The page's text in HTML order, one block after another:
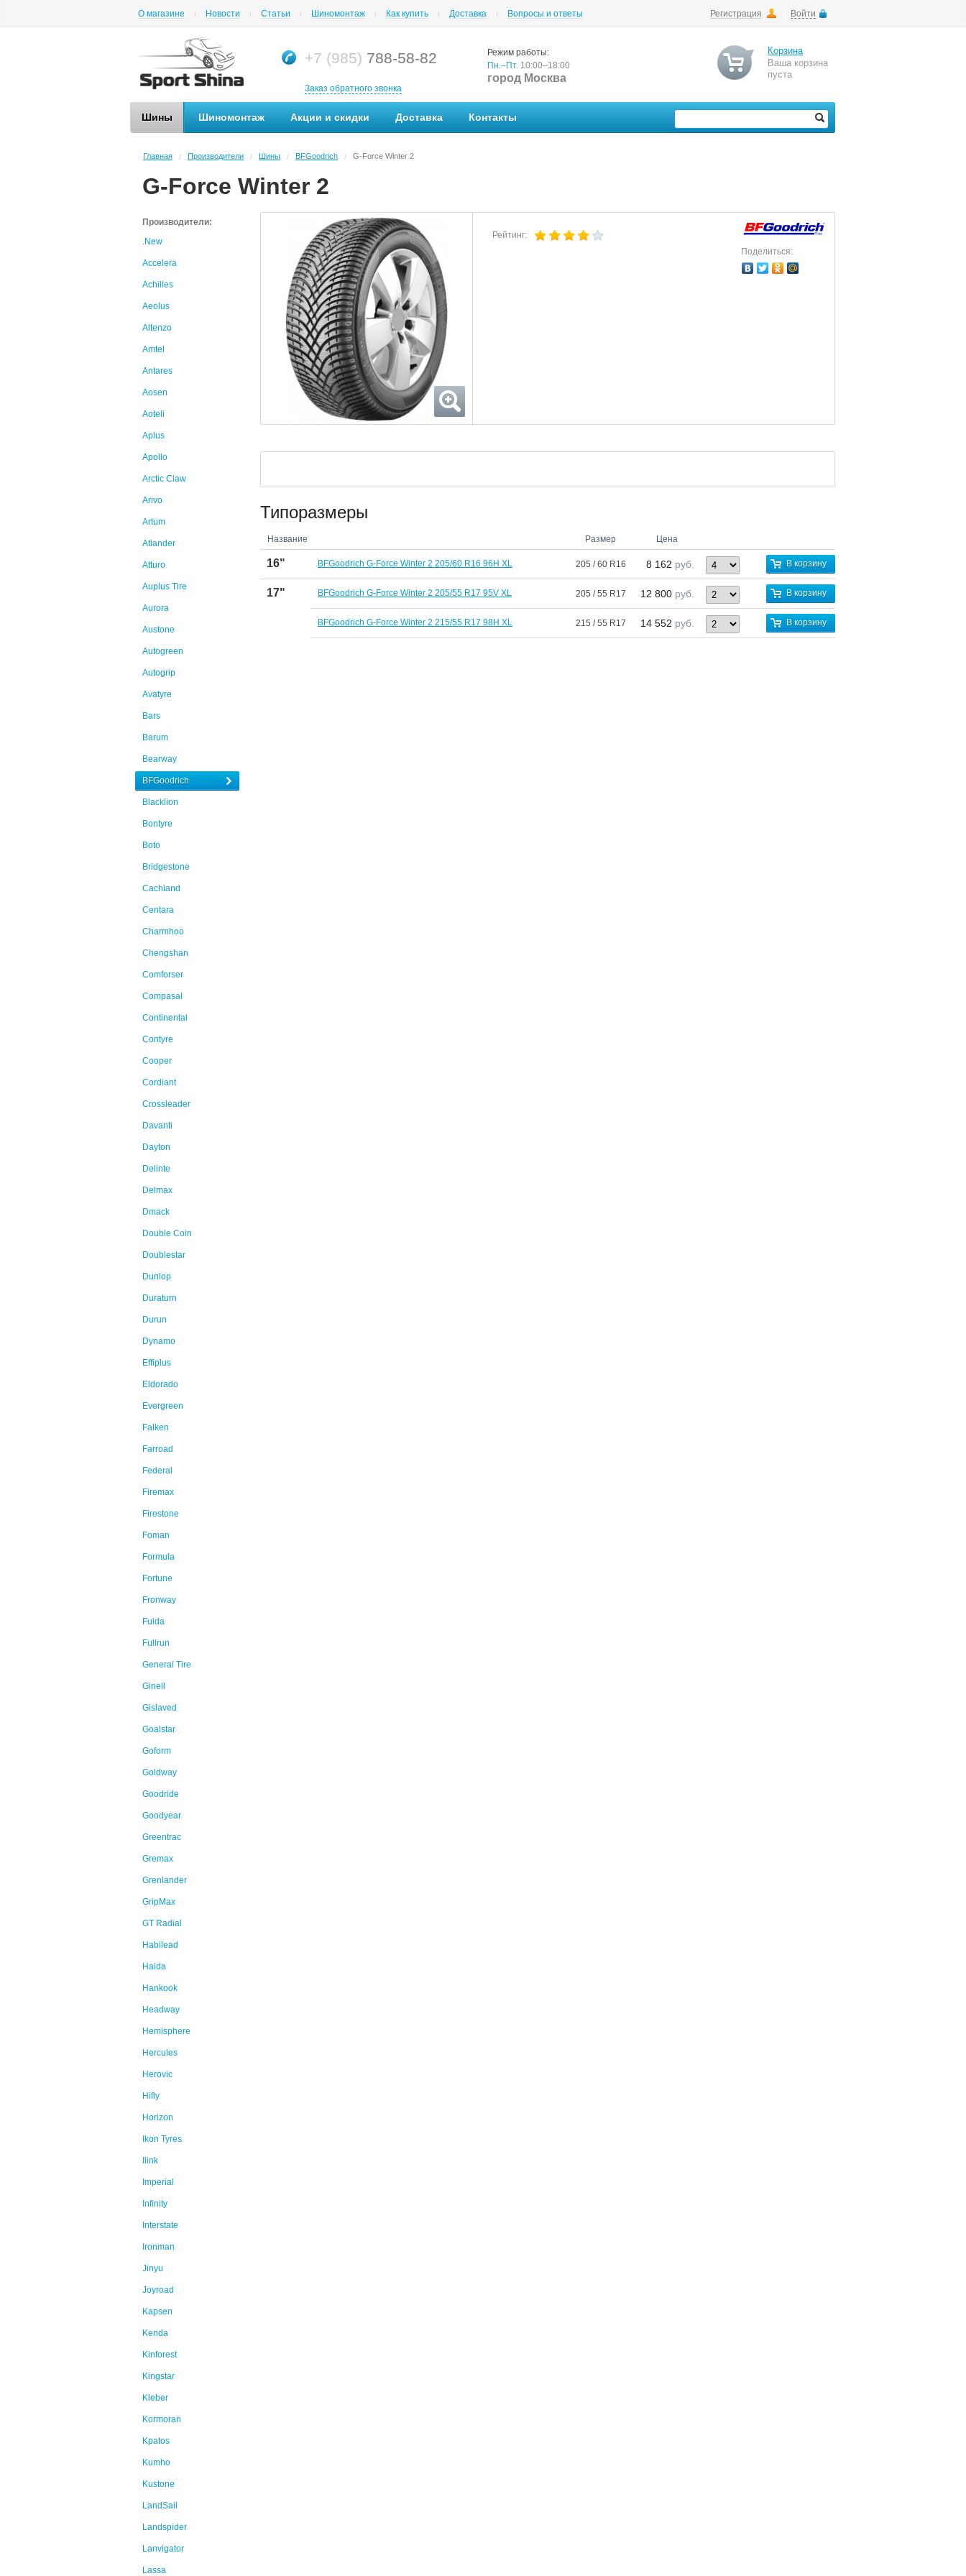
Регистрация Войти
О магазине Новости Статьи Шиномонтаж Как купить Доставка Вопросы и ответы
+7 (985) 788-58-82
Заказ обратного звонка
Режим работы:
Пн.–Пт. 10:00–18:00
город Москва
Корзина
Ваша корзина
пуста
Шины Шиномонтаж Акции и скидки Доставка Контакты
Главная / Производители / Шины / BFGoodrich / G-Force Winter 2
G-Force Winter 2
Производители:
.New
Accelera
Achilles
Aeolus
Altenzo
Amtel
Antares
Aosen
Aoteli
Aplus
Apollo
Arctic Claw
Arivo
Artum
Atlander
Atturo
Auplus Tire
Aurora
Austone
Autogreen
Autogrip
Avatyre
Bars
Barum
Bearway
BFGoodrich
Blacklion
Bontyre
Boto
Bridgestone
Cachland
Centara
Charmhoo
Chengshan
Comforser
Compasal
Continental
Contyre
Cooper
Cordiant
Crossleader
Davanti
Dayton
Delinte
Delmax
Dmack
Double Coin
Doublestar
Dunlop
Duraturn
Durun
Dynamo
Effiplus
Eldorado
Evergreen
Falken
Farroad
Federal
Firemax
Firestone
Foman
Formula
Fortune
Fronway
Fulda
Fullrun
General Tire
Ginell
Gislaved
Goalstar
Goform
Goldway
Goodride
Goodyear
Greentrac
Gremax
Grenlander
GripMax
GT Radial
Habilead
Haida
Hankook
Headway
Hemisphere
Hercules
Herovic
Hifly
Horizon
Ikon Tyres
Ilink
Imperial
Infinity
Interstate
Ironman
Jinyu
Joyroad
Kapsen
Kenda
Kinforest
Kingstar
Kleber
Kormoran
Kpatos
Kumho
Kustone
LandSail
Landspider
Lanvigator
Lassa
Рейтинг:
Поделиться:
Типоразмеры
Название Размер Цена
16" BFGoodrich G-Force Winter 2 205/60 R16 96H XL 205 / 60 R16 8 162 руб. В корзину
17" BFGoodrich G-Force Winter 2 205/55 R17 95V XL 205 / 55 R17 12 800 руб. В корзину
BFGoodrich G-Force Winter 2 215/55 R17 98H XL 215 / 55 R17 14 552 руб. В корзину